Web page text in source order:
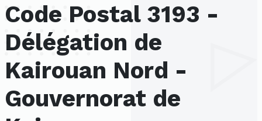
Code Postal 3193 -
Délégation de
Kairouan Nord -
Gouvernorat de